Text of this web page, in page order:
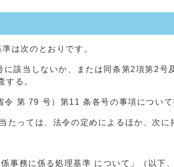
は次のとおりです。
該当しないか、または同条第2項第2号
する。
第 79 号）第11 条各号の事項について
っては、法令の定めによるほか、次に
務に係る処理基準 について」（以下